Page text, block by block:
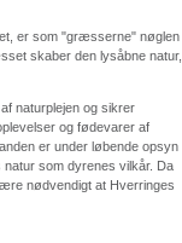
er som "græsserne" nøglen
skaber den lysåbne natur,
naturplejen og sikrer
og fødevarer af
er under løbende opsyn
som dyrenes vilkår. Da
nødvendigt at Hverringes